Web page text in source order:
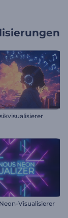
Visualisierer